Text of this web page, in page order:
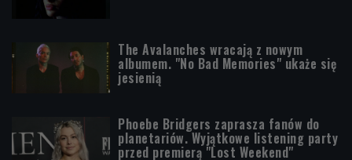
The Avalanches wracają z nowym
albumem. "No Bad Memories" ukaże się
jesienią
Phoebe Bridgers zaprasza fanów do
planetariów. Wyjątkowe listening party
przed premierą "Lost Weekend"